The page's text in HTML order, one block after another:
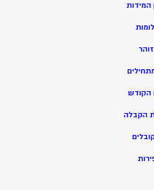
המידות
הקודש
הקבלה